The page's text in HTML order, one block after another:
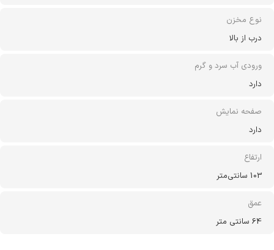
نوع مخزن
درب از بالا
ورودی آب سرد و گرم
دارد
صفحه نمایش
دارد
ارتفاع
103 سانتی‌متر
عمق
64 سانتی متر